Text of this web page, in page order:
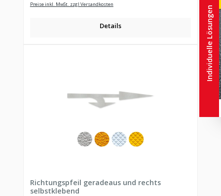
Preise inkl. MwSt. zzgl Versandkosten
Details
Richtungspfeil geradeaus und rechts
selbstklebend
Individuelle Lösungen